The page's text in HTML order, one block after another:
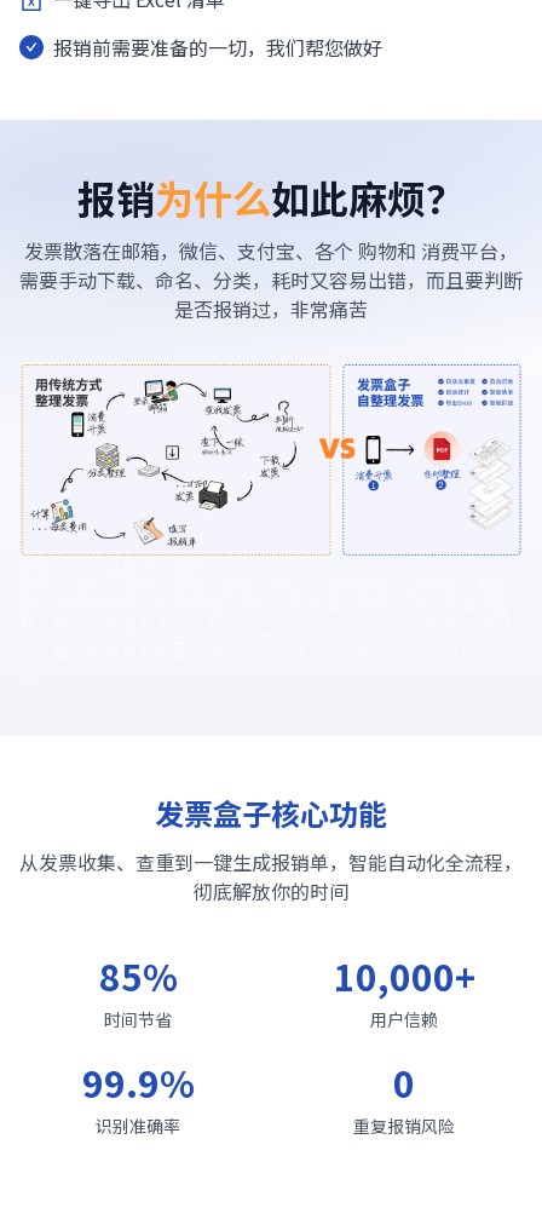
报销前需要准备的一切，我们帮您做好
报销为什么如此麻烦？
发票散落在邮箱，微信、支付宝、各个 购物和 消费平台，
需要手动下载、命名、分类，耗时又容易出错，而且要判断
是否报销过，非常痛苦
发票盒子核心功能
从发票收集、查重到一键生成报销单，智能自动化全流程，
彻底解放你的时间
85%
时间节省
10,000+
用户信赖
99.9%
识别准确率
0
重复报销风险